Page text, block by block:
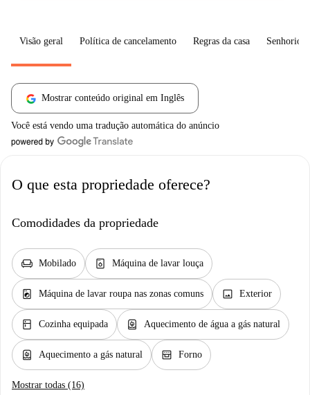
Visão geral Política de cancelamento Regras da casa Senhorio
Mostrar conteúdo original em Inglês
Você está vendo uma tradução automática do anúncio
O que esta propriedade oferece?
Comodidades da propriedade
chair Mobilado dishwasher_gen Máquina de lavar louça
local_laundry_service Máquina de lavar roupa nas zonas comuns image Exterior
kitchen Cozinha equipada water_heater Aquecimento de água a gás natural
water_heater Aquecimento a gás natural oven_gen Forno
Mostrar todas (16)